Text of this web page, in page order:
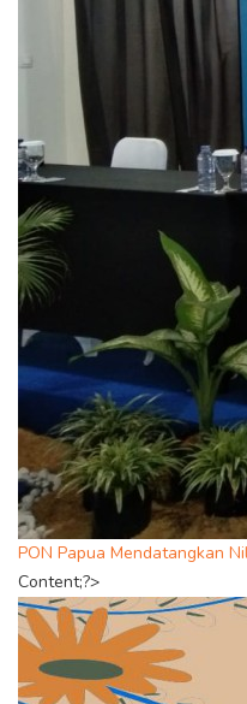
PON Papua Mendatangkan
Content;?>